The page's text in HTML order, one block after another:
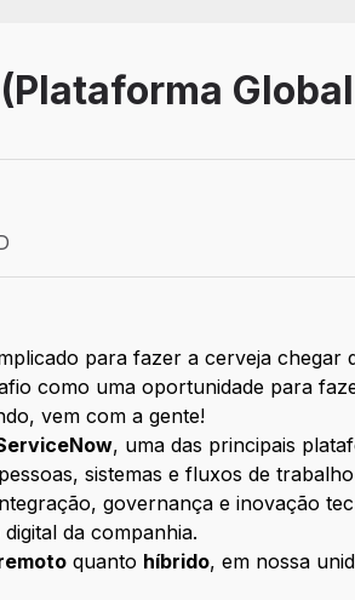
para fazer a cerveja
como uma oportunidade para
vem com a gente!
, uma das principais
sistemas e fluxos de
governança e inovação
da companhia.
quanto híbrido, em nossa